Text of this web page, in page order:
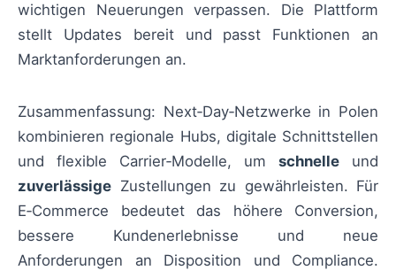
wichtigen Neuerungen verpassen. Die Plattform
stellt Updates bereit und passt Funktionen an
Marktanforderungen an.
Zusammenfassung: Next‑Day‑Netzwerke in Polen
kombinieren regionale Hubs, digitale Schnittstellen
und flexible Carrier‑Modelle, um schnelle und
zuverlässige Zustellungen zu gewährleisten. Für
E‑Commerce bedeutet das höhere Conversion,
bessere Kundenerlebnisse und neue
Anforderungen an Disposition und Compliance.